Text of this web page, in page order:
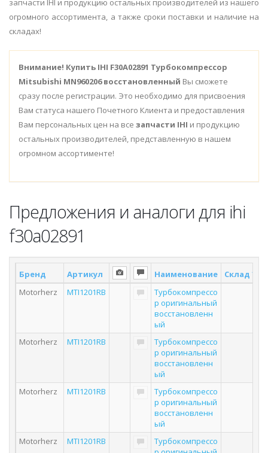
запчасти IHI и продукцию остальных производителей из нашего
огромного ассортимента, а также сроки поставки и наличие на
складах!
Внимание! Купить IHI F30A02891 Турбокомпрессор
Mitsubishi MN960206 восстановленный Вы сможете
сразу после регистрации. Это необходимо для присвоения
Вам статуса нашего Почетного Клиента и предоставления
Вам персональных цен на все запчасти IHI и продукцию
остальных производителей, представленную в нашем
огромном ассортименте!
Предложения и аналоги для ihi
f30a02891
Бренд Артикул Наименование Склад *
Motorherz
MTI1201RB
Турбокомпрессо
р оригинальный
восстановленн
ый
Motorherz
MTI1201RB
Турбокомпрессо
р оригинальный
восстановленн
ый
Motorherz
MTI1201RB
Турбокомпрессо
р оригинальный
восстановленн
ый
Motorherz
MTI1201RB
Турбокомпрессо